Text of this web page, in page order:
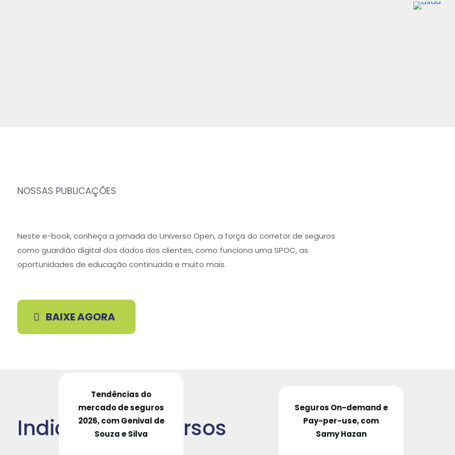
NOSSAS PUBLICAÇÕES
Neste e-book, conheça a jornada do Universo Open, a força do corretor de seguros
como guardião digital dos dados dos clientes, como funciona uma SPOC, as
oportunidades de educação continuada e muito mais.
BAIXE AGORA
Indicação de Cursos
Tendências do
mercado de seguros
2026, com Genival de
Souza e Silva
Seguros On-demand e
Pay-per-use, com
Samy Hazan